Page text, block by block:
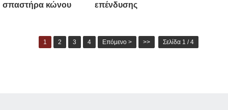
σπαστήρα κώνου
επένδυσης
1 2 3 4 Επόμενο > >> Σελίδα 1 / 4